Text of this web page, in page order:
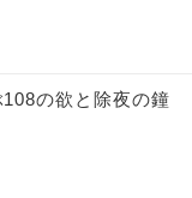
の欲と除夜の鐘